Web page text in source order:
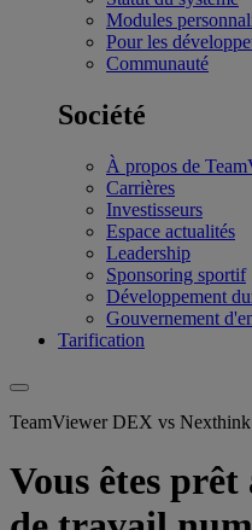
Modules
Pour les
Communauté
Société
À propos de
Carrières
Investisseurs
Espace actualités
Leadership
Sponsoring sportif
Développement
Gouvernement
Tarification
TeamViewer DEX vs Nexthink
Vous êtes prêt